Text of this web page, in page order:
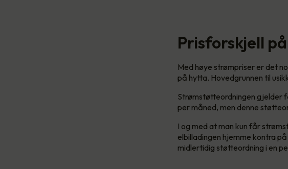
Prisforskjell
Med høye strømpriser er det
på hytta. Hovedgrunnen til
Strømstøtteordningen gjelder
per måned, men denne
I og med at man kun får
elbilladingen hjemme kontra
midlertidig støtteordning i en